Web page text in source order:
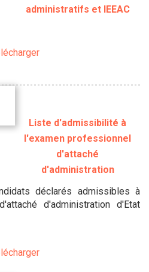
administratifs et IEEAC
Liste d'admissibilité à
l'examen professionnel
d'attaché
d'administration
déclarés admissibles à
d'administration d'Etat